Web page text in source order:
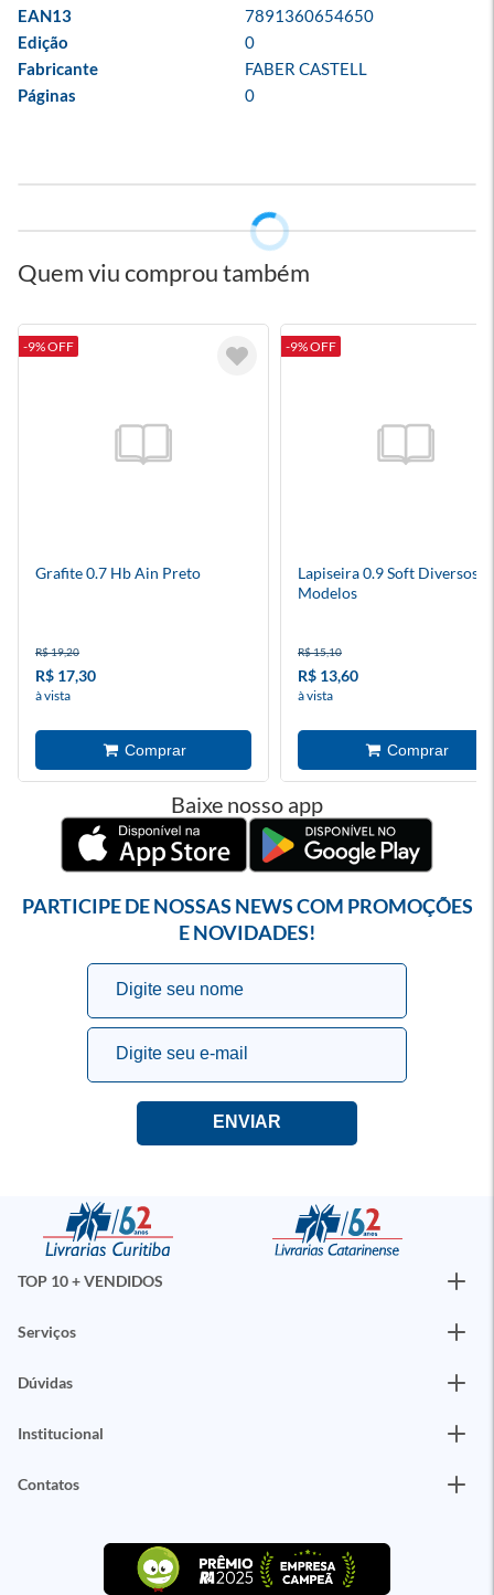
EAN13
7891360654650
Edição
0
Fabricante
FABER CASTELL
Páginas
0
Quem viu comprou também
-9% OFF
Grafite 0.7 Hb Ain Preto
R$ 19,20
R$ 17,30
à vista
-9% OFF
Lapiseira 0.9 Soft Diversos
Modelos
R$ 15,10
R$ 13,60
à vista
Baixe nosso app
PARTICIPE DE NOSSAS NEWS COM PROMOÇÕES
E NOVIDADES!
TOP 10 + VENDIDOS
Serviços
Dúvidas
Institucional
Contatos